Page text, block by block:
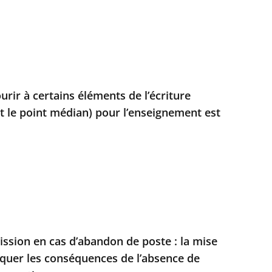
à certains éléments de l’écriture
le point médian) pour l’enseignement est
en cas d’abandon de poste : la mise
les conséquences de l’absence de